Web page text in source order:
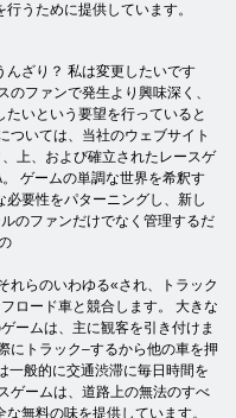
うために提供しています。
んざり？ 私は変更したいです
ファンで発生より興味深く、
いという要望を行っていると
ついては、当社のウェブサイト
上、および確立されたレースゲ
ゲームの単調な世界を希釈す
要性をパターニングし、新し
のファンだけでなく管理するだ
れらのいわゆる«され、トラック
ロード車と競合します。 大きな
ームは、主に観客を引き付けま
にトラック–するから他の車を押
一般的に交通渋滞に毎日時間を
ゲームは、道路上の無法のすべ
無料の味を提供しています。